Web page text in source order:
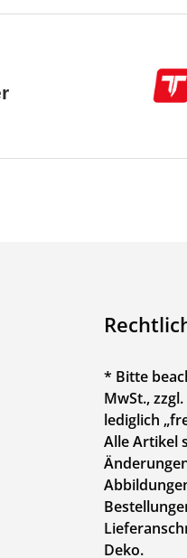
* Bitte
MwSt.,
lediglich
Alle Artikel
Deko.